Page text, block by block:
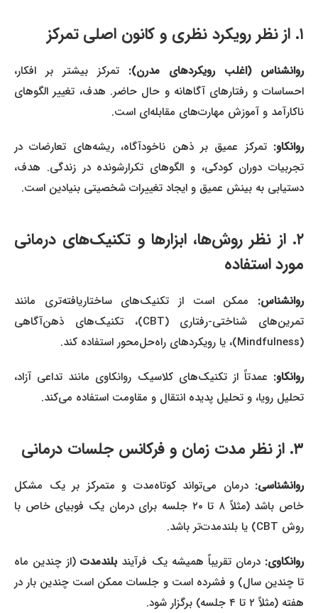
روانشناس (اغلب رویکردهای مدرن):تمرکز بیشتر بر افکار،
احساسات و رفتارهای آگاهانه و حال حاضر. هدف، تغییر الگوهای
ناکارآمد و آموزش مهارت‌های مقابله‌ای است.
روانکاو:تمرکز عمیق بر ذهن ناخودآگاه، ریشه‌های تعارضات در
تجربیات دوران کودکی، و الگوهای تکرارشونده در زندگی. هدف،
دستیابی به بینش عمیق و ایجاد تغییرات شخصیتی بنیادین است.
۲. از نظر روش‌ها، ابزارها و تکنیک‌های درمانی
مورد استفاده
روانشناس:ممکن است از تکنیک‌های ساختاریافته‌تری مانند
تمرین‌های شناختی-رفتاری (CBT)، تکنیک‌های ذهن‌آگاهی
روانکاو:عمدتاً از تکنیک‌های کلاسیک روانکاوی مانند تداعی آزاد،
تحلیل رویا، و تحلیل پدیده انتقال و مقاومت استفاده می‌کند.
روانشناسی:درمان می‌تواند کوتاه‌مدت و متمرکز بر یک مشکل
خاص باشد (مثلاً ۸ تا ۲۰ جلسه برای درمان یک فوبیای خاص با
روش CBT) یا بلندمدت‌تر باشد.
روانکاوی:درمان تقریباً همیشه یک فرآیندبلندمدت(از چندین ماه
تا چندین سال) و فشرده است و جلسات ممکن است چندین بار در
هفته (مثلاً ۲ تا ۴ جلسه) برگزار شود.